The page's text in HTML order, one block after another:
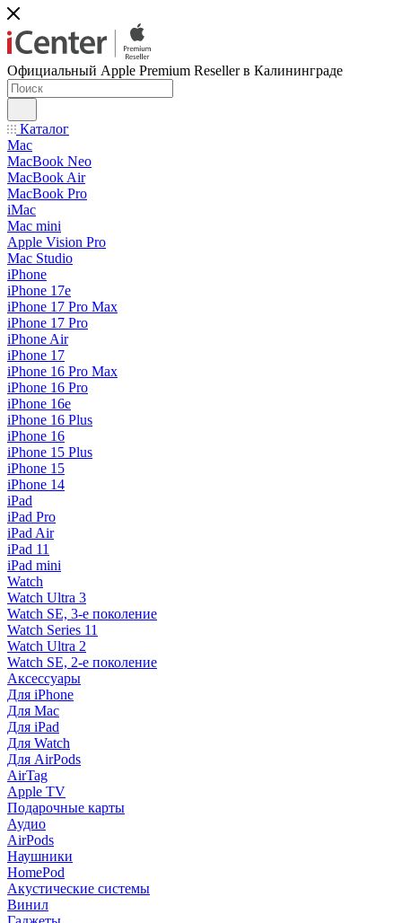
Официальный Apple Premium Reseller в Калининграде
Каталог
Mac
MacBook Neo
MacBook Air
MacBook Pro
iMac
Mac mini
Apple Vision Pro
Mac Studio
iPhone
iPhone 17e
iPhone 17 Pro Max
iPhone 17 Pro
iPhone Air
iPhone 17
iPhone 16 Pro Max
iPhone 16 Pro
iPhone 16e
iPhone 16 Plus
iPhone 16
iPhone 15 Plus
iPhone 15
iPhone 14
iPad
iPad Pro
iPad Air
iPad 11
iPad mini
Watch
Watch Ultra 3
Watch SE, 3-е поколение
Watch Series 11
Watch Ultra 2
Watch SE, 2-е поколение
Аксессуары
Для iPhone
Для Mac
Для iPad
Для Watch
Для AirPods
AirTag
Apple TV
Подарочные карты
Аудио
AirPods
Наушники
HomePod
Акустические системы
Винил